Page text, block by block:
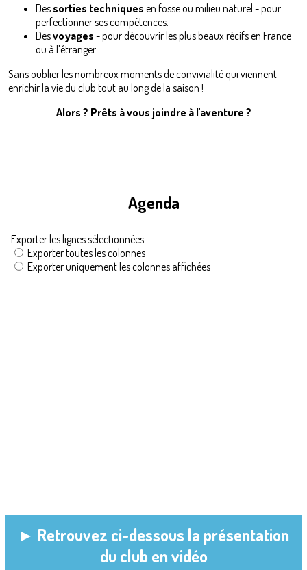
Des sorties techniques en fosse ou milieu naturel - pour
perfectionner ses compétences.
Desvoyages - pour découvrir les plus beaux récifs en France
ou à l'étranger.
Sans oublier les nombreux moments de convivialité qui viennent
enrichir la vie du club tout au long de la saison !
Alors ? Prêts à vous joindre à l'aventure ?
Agenda
► Retrouvez ci-dessous la présentation
du club en vidéo